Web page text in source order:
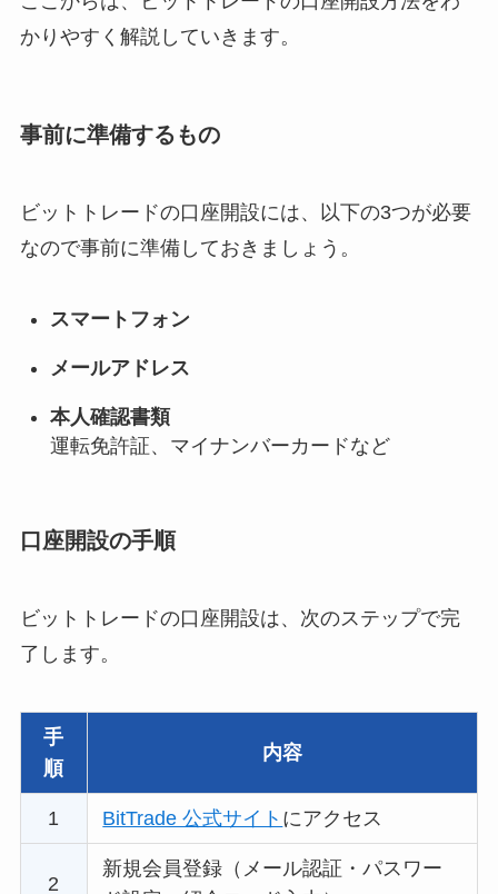
かりやすく解説していきます。
事前に準備するもの
ビットトレードの口座開設には、以下の3つが必要
なので事前に準備しておきましょう。
スマートフォン
メールアドレス
本人確認書類
運転免許証、マイナンバーカードなど
口座開設の手順
ビットトレードの口座開設は、次のステップで完
了します。
手
順
内容
1 BitTrade 公式サイト にアクセス
2
新規会員登録（メール認証・パスワー